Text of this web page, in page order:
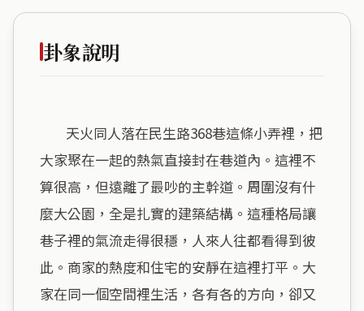
卦象說明
大家聚在一起的熱氣直接封在巷道內。這裡不
算很高，但遠離了最吵的主幹道。周圍沒有什
麼大公園，全是扎實的建築結構。這種格局讓
巷子裡的氣流走得很穩，人來人往都看得到彼
此。商家的熱度和住宅的安靜在這裡打平。大
家在同一個空間裡生活，各有各的方向，卻又